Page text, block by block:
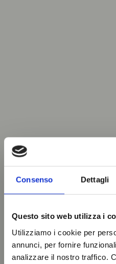
Consenso Dettagli
Questo sito web utilizza i
Utilizziamo i cookie per
annunci, per fornire
analizzare il nostro traffico.